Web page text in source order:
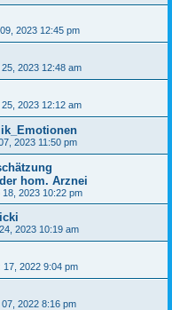
2023 12:45 pm
25, 2023 12:48 am
25, 2023 12:12 am
2023 11:50 pm
hom. Arznei
18, 2023 10:22 pm
2023 10:19 am
17, 2022 9:04 pm
07, 2022 8:16 pm